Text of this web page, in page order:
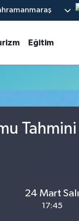
Eğitim
Tahmini
24 Mart Salı
17:45